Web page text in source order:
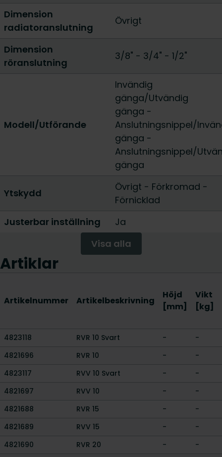
Dimension
radiatoranslutning
Övrigt
Dimension
röranslutning
3/8" - 3/4" - 1/2"
Modell/Utförande
Invändig
gänga/Utvändig
gänga -
Anslutningsnippel/
gänga -
Anslutningsnippel/
gänga
Ytskydd
Övrigt - Förkromad -
Förnicklad
Justerbar inställning
Ja
Visa alla
Artiklar
Artikelnummer Artikelbeskrivning
Höjd
[mm]
Vikt
[kg]
4823118 RVR 10 Svart -
-
4821696
RVR 10 -
-
4823117
RVV 10 Svart -
-
4821697
RVV 10 -
-
4821688
RVR 15 -
-
4821689
RVV 15 -
-
4821690
RVR 20 -
-